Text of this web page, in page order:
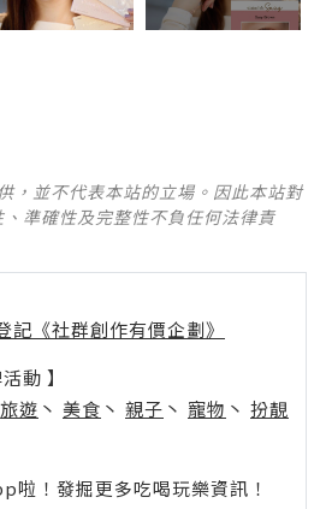
，並不代表本站的立場。因此本站對
準確性及完整性不負任何法律責
記《社群創作有價企劃》
動 】
旅遊 丶 美食 丶 親子 丶 寵物 丶 扮靚
！發掘更多吃喝玩樂資訊！